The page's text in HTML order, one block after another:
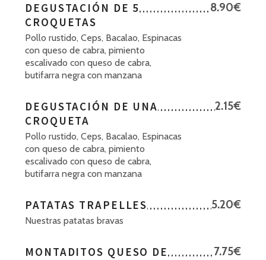
DEGUSTACIÓN DE 5
CROQUETAS
Pollo rustido, Ceps, Bacalao, Espinacas
con queso de cabra, pimiento
escalivado con queso de cabra,
butifarra negra con manzana
8.90€
DEGUSTACIÓN DE UNA
CROQUETA
Pollo rustido, Ceps, Bacalao, Espinacas
con queso de cabra, pimiento
escalivado con queso de cabra,
butifarra negra con manzana
2.15€
PATATAS TRAPELLES
Nuestras patatas bravas
5.20€
MONTADITOS QUESO DE
7.75€